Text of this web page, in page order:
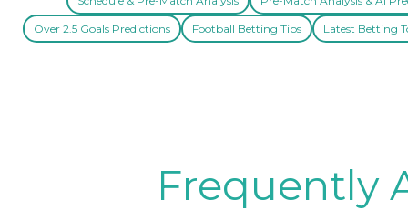
Over 2.5 Goals Predictions Football Betting Tips Latest Betting
Frequently